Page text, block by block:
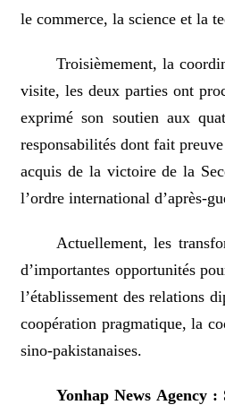
le commerce, la science et la
Troisièmement, la
visite, les deux parties ont
exprimé son soutien aux
responsabilités dont fait
acquis de la victoire de la
l’ordre international d’après-
Actuellement, les
d’importantes opportunités
l’établissement des relations
coopération pragmatique, la
sino-pakistanaises.
Yonhap News Agency